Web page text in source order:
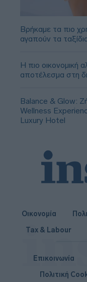
Βρήκαμε τα πιο
αγαπούν τα
Η πιο οικονομική
αποτέλεσμα στη
Balance & Glow:
Wellness
Luxury Hotel
Οικονομία
Tax & Labour
Επικοινωνία
Πολιτική